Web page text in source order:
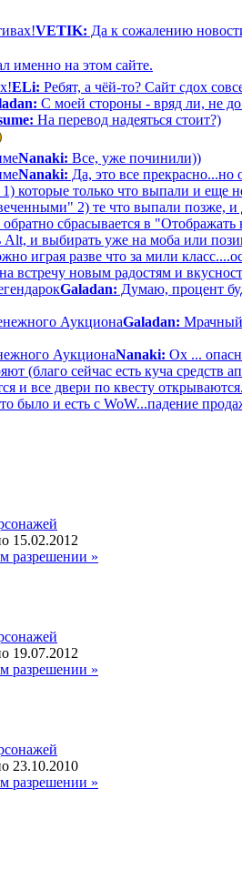
VETIK: Да к сожалению
именно на этом сайте.
ELi: Ребят, а чёй-то? Сайт сдох
С моей стороны - вряд ли, не
На перевод надеяться стоит?)
Nanaki: Все, уже починили))
Nanaki: Да, это все
которые только что выпали и
2) те что выпали позже,
обратно сбрасывается в
и выбирать уже на моба или
играя разве что за мили
встречу новым радостям и
Galadan: Думаю, процент
АукционаGaladan: Мрачный
АукционаNanaki: Ох ...
(благо сейчас есть куча
и все двери по квесту
было и есть с WoW...падение
15.02.2012
разрешении »
19.07.2012
разрешении »
23.10.2010
разрешении »